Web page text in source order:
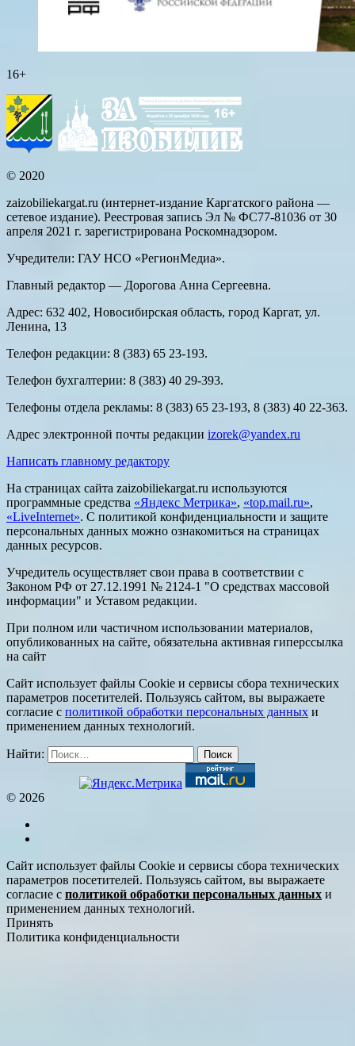
16+
© 2020
zaizobiliekargat.ru (интернет-издание Каргатского района —
сетевое издание). Реестровая запись Эл № ФС77-81036 от 30
апреля 2021 г. зарегистрирована Роскомнадзором.
Учредители: ГАУ НСО «РегионМедиа».
Главный редактор — Дорогова Анна Сергеевна.
Адрес: 632 402, Новосибирская область, город Каргат, ул.
Ленина, 13
Телефон редакции: 8 (383) 65 23-193.
Телефон бухгалтерии: 8 (383) 40 29-393.
Телефоны отдела рекламы: 8 (383) 65 23-193, 8 (383) 40 22-363.
Адрес электронной почты редакции izorek@yandex.ru
Написать главному редактору
На страницах сайта zaizobiliekargat.ru используются
программные средства «Яндекс Метрика», «top.mail.ru»,
«LiveInternet». С политикой конфиденциальности и защите
персональных данных можно ознакомиться на страницах
данных ресурсов.
Учредитель осуществляет свои права в соответствии с
Законом РФ от 27.12.1991 № 2124-1 "О средствах массовой
информации" и Уставом редакции.
При полном или частичном использовании материалов,
опубликованных на сайте, обязательна активная гиперссылка
на сайт
Сайт использует файлы Cookie и сервисы сбора технических
параметров посетителей. Пользуясь сайтом, вы выражаете
согласие с политикой обработки персональных данных и
применением данных технологий.
Найти:
© 2026
Сайт использует файлы Cookie и сервисы сбора технических
параметров посетителей. Пользуясь сайтом, вы выражаете
согласие с политикой обработки персональных данных и
применением данных технологий.
Принять
Политика конфиденциальности